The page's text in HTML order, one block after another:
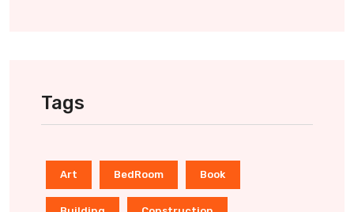
Tags
Art BedRoom Book